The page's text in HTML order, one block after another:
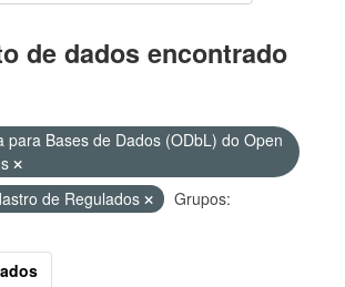
de dados encontrado
para Bases de Dados (ODbL) do Open
de Regulados
Grupos: